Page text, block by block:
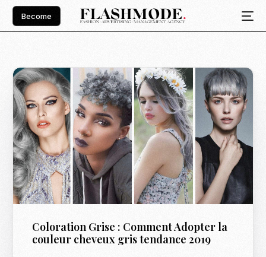
Become
Coloration Grise : Comment Adopter la
couleur cheveux gris tendance 2019